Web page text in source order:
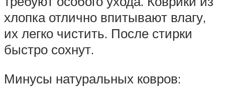
хлопка отлично впитывают влагу,
их легко чистить. После стирки
быстро сохнут.
Минусы натуральных ковров: